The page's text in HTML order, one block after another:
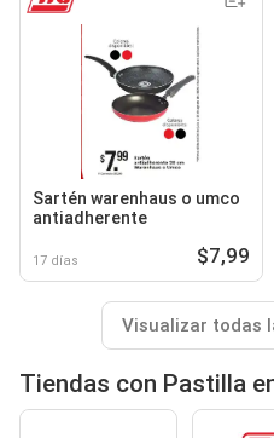
Sartén warenhaus o umco
antiadherente
17 días $7,99
Visualizar todas
Tiendas con Pastilla